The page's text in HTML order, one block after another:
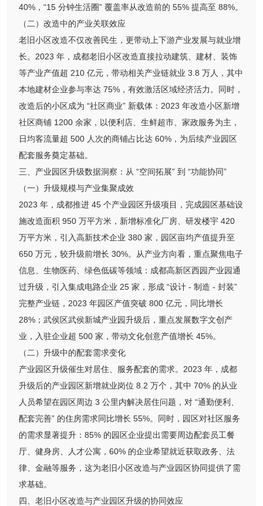
40%，“15 分钟生活圈” 覆盖率从改造前的 55% 提高至 88%。
（二）改造中的产业关联效应
老旧小区改造不仅改善民生，更带动上下游产业发展与就业增
长。2023 年，成都老旧小区改造直接拉动建筑、建材、装饰
等产业产值超 210 亿元，带动相关产业链就业 3.8 万人，其中
本地建材企业参与率达 75%，有效激活区域经济活力。同时，
改造后的小区成为 “社区商业” 新载体：2023 年改造小区新增
社区商铺 1200 余家，以便利店、生鲜超市、家政服务为主，
日均客流量超 500 人次的商铺占比达 60%，为后续产业园区
配套服务奠定基础。
三、产业园区升级数据洞察：从 “空间拓展” 到 “功能协同”
（一）升级规模与产业集聚成效
2023 年，成都推进 45 个产业园区升级项目，完成园区基础设
施改造面积 950 万平方米，新增标准化厂房、研发楼宇 420
万平方米，引入高新技术企业 380 家，园区亩均产值提升至
650 万元，较升级前增长 30%。从产业方向看，重点聚焦电子
信息、生物医药、绿色低碳等领域：成都高新区西园产业园通
过升级，引入集成电路企业 25 家，形成 “设计 - 制造 - 封装”
完整产业链，2023 年园区产值突破 800 亿元，同比增长
28%；武侯区武侯新城产业园升级后，重点发展数字文创产
业，入驻企业超 500 家，带动文化创意产值增长 45%。
（二）升级中的配套需求变化
产业园区升级催生对居住、服务配套的需求。2023 年，成都
升级后的产业园区新增就业岗位 8.2 万个，其中 70% 的从业
人员希望在园区周边 3 公里内解决居住问题，对 “通勤便利、
配套完善” 的住房需求同比增长 55%。同时，园区对社区服务
的需求显著提升：85% 的园区企业提出需要周边配套员工餐
厅、健身房、人才公寓，60% 的企业希望就近获取政务、法
律、金融等服务，这为老旧小区改造与产业园区协同提供了需
求基础。
四、老旧小区改造与产业园区升级的协同效应